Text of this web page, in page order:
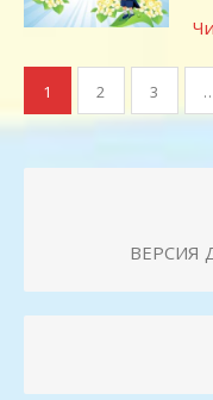
Пагинация
записей
1 2 3
ВЕРСИЯ